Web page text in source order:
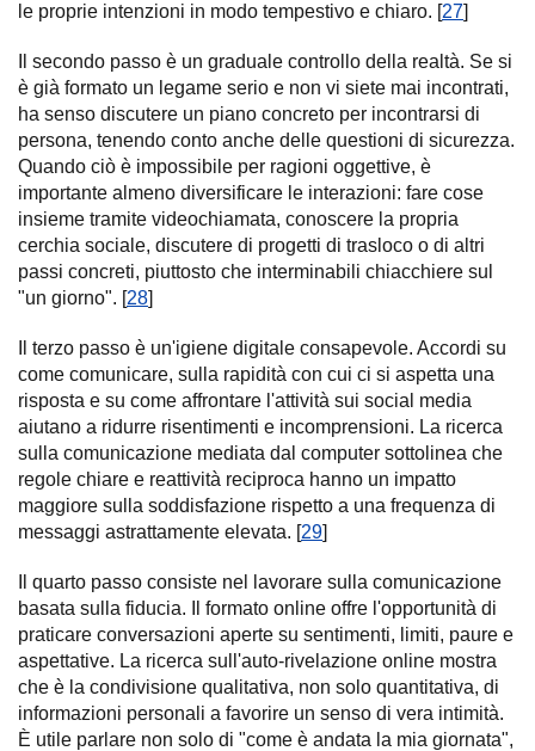
le proprie intenzioni in modo tempestivo e chiaro. [27]
Il secondo passo è un graduale controllo della realtà. Se si
è già formato un legame serio e non vi siete mai incontrati,
ha senso discutere un piano concreto per incontrarsi di
persona, tenendo conto anche delle questioni di sicurezza.
Quando ciò è impossibile per ragioni oggettive, è
importante almeno diversificare le interazioni: fare cose
insieme tramite videochiamata, conoscere la propria
cerchia sociale, discutere di progetti di trasloco o di altri
passi concreti, piuttosto che interminabili chiacchiere sul
"un giorno". [28]
Il terzo passo è un'igiene digitale consapevole. Accordi su
come comunicare, sulla rapidità con cui ci si aspetta una
risposta e su come affrontare l'attività sui social media
aiutano a ridurre risentimenti e incomprensioni. La ricerca
sulla comunicazione mediata dal computer sottolinea che
regole chiare e reattività reciproca hanno un impatto
maggiore sulla soddisfazione rispetto a una frequenza di
messaggi astrattamente elevata. [29]
Il quarto passo consiste nel lavorare sulla comunicazione
basata sulla fiducia. Il formato online offre l'opportunità di
praticare conversazioni aperte su sentimenti, limiti, paure e
aspettative. La ricerca sull'auto-rivelazione online mostra
che è la condivisione qualitativa, non solo quantitativa, di
informazioni personali a favorire un senso di vera intimità.
È utile parlare non solo di "come è andata la mia giornata",